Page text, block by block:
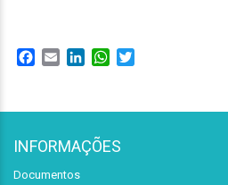
Facebook
Email LinkedInWhatsApp
INFORMAÇÕES
Documentos